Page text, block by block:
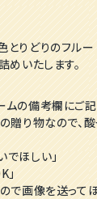
とりどりのフルー
めいたします。
ムの備考欄にご
贈り物なので、
ほしい」
で画像を送って